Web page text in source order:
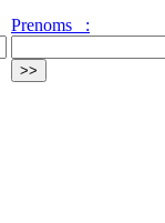
Prenoms :